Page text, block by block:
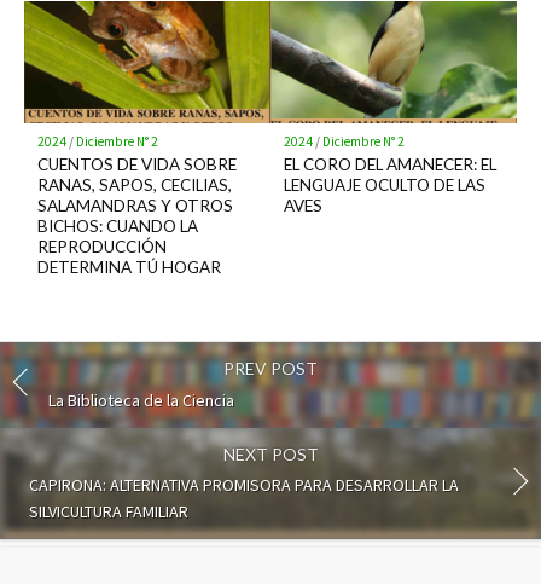
2024/ Diciembre N° 2
CUENTOS DE VIDA SOBRE
RANAS, SAPOS, CECILIAS,
SALAMANDRAS Y OTROS
BICHOS: CUANDO LA
REPRODUCCIÓN
DETERMINA TÚ HOGAR
2024/ Diciembre N° 2
EL CORO DEL AMANECER: EL
LENGUAJE OCULTO DE LAS
AVES
PREV POST
La Biblioteca de la Ciencia
NEXT POST
CAPIRONA: ALTERNATIVA PROMISORA PARA DESARROLLAR LA
SILVICULTURA FAMILIAR